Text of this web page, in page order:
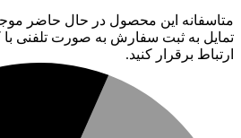
متاسفانه این محصول در حال حاضر
تمایل به ثبت سفارش به صورت تلفنی
ارتباط برقرار کنید.